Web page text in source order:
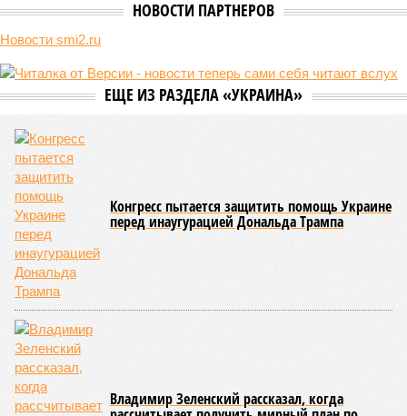
Импортозамещение беспилотников оказалось мошеннической схемой?
Состоялся один из самых громких арестов этого года. По
подозрению в мошенничестве и растрате в СИЗО была
отправлена группа топ-менеджеров ГК «ЭФКО» во главе с
долларовым миллиардером Валерием Кустовым, а также
чиновница Минпромторга Алла Половченя. Предполагаемым
подельникам вменяют в вину махинации с дронами – якобы
концессионеры закупали БПЛА в Китае, а затем под видом
продукции российского производства продавали их втридорога
Минобороны. Ущерб исчисляется миллиардами, но только ли
ими?